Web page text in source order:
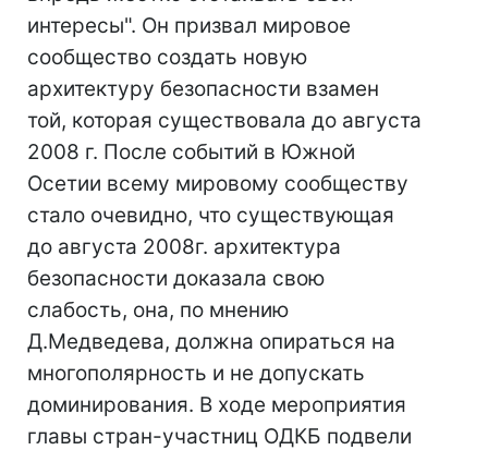
интересы". Он призвал мировое
сообщество создать новую
архитектуру безопасности взамен
той, которая существовала до августа
2008 г. После событий в Южной
Осетии всему мировому сообществу
стало очевидно, что существующая
до августа 2008г. архитектура
безопасности доказала свою
слабость, она, по мнению
Д.Медведева, должна опираться на
многополярность и не допускать
доминирования. В ходе мероприятия
главы стран-участниц ОДКБ подвели